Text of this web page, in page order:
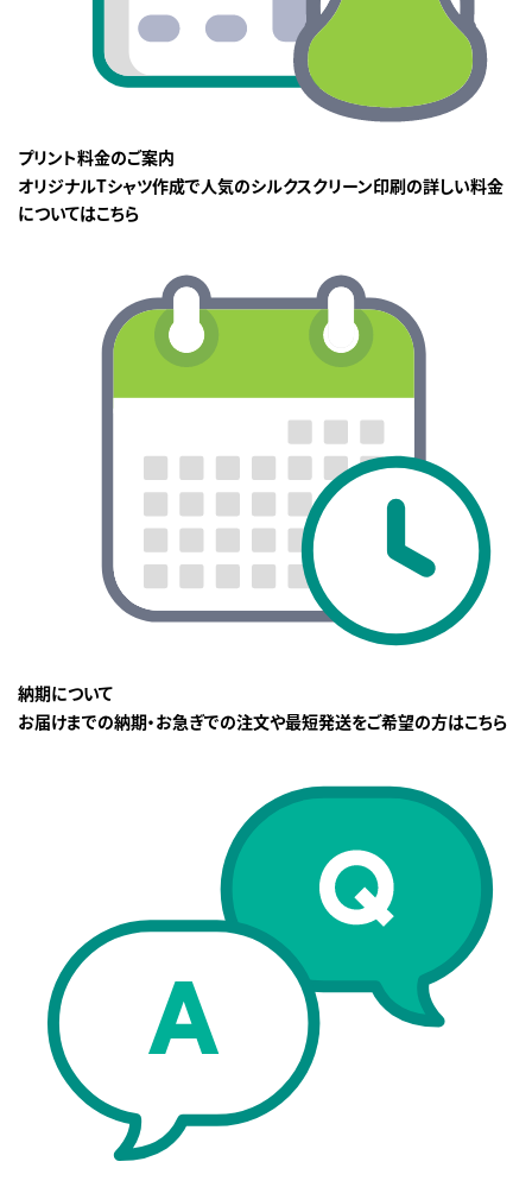
プリント料金のご案内
オリジナルTシャツ作成で人気のシルクスクリーン印刷の詳しい料金
についてはこちら
納期について
お届けまでの納期・お急ぎでの注文や最短発送をご希望の方はこちら